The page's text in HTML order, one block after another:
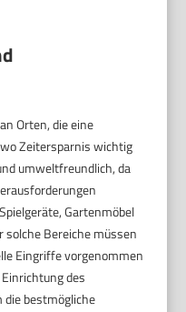
Orten, die eine
Zeitersparnis wichtig
umweltfreundlich, da
Gartenmöbel
solche Bereiche müssen
Eingriffe vorgenommen
des
bestmögliche